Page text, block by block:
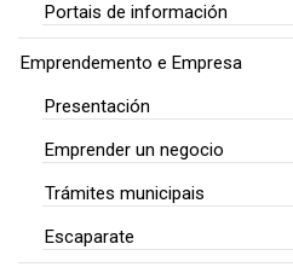
Portais de información
Emprendemento e Empresa
Presentación
Emprender un negocio
Trámites municipais
Escaparate